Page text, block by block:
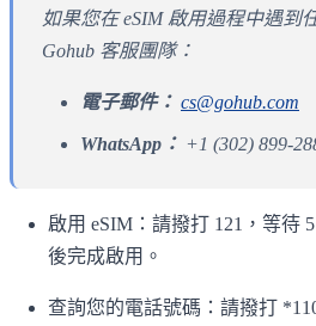
如果您在 eSIM 啟用過程中遇到
Gohub 客服團隊：
電子郵件： cs@gohub.com
WhatsApp： +1 (302) 899-
啟用 eSIM：請撥打 121，等待
後完成啟用。
查詢您的電話號碼：請撥打